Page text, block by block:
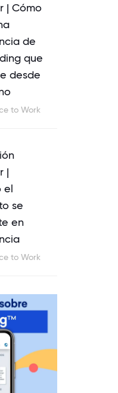
| Cómo
de
que
desde
to Work
|
el
se
en
to Work